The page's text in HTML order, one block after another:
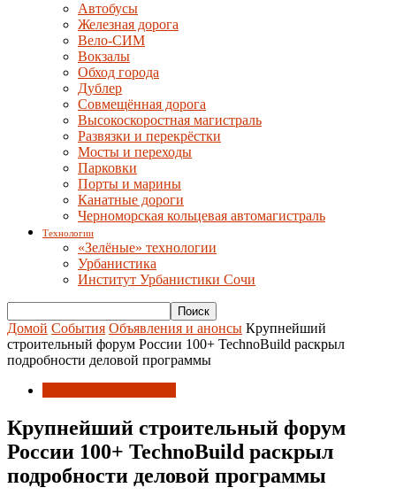
Автобусы
Железная дорога
Вело-СИМ
Вокзалы
Обход города
Дублер
Совмещённая дорога
Высокоскоростная магистраль
Развязки и перекрёстки
Мосты и переходы
Парковки
Порты и марины
Канатные дороги
Черноморская кольцевая автомагистраль
Технологии
«Зелёные» технологии
Урбанистика
Институт Урбанистики Сочи
Домой События Объявления и анонсы Крупнейший
строительный форум России 100+ TechnoBuild раскрыл
подробности деловой программы
Крупнейший строительный форум
России 100+ TechnoBuild раскрыл
подробности деловой программы